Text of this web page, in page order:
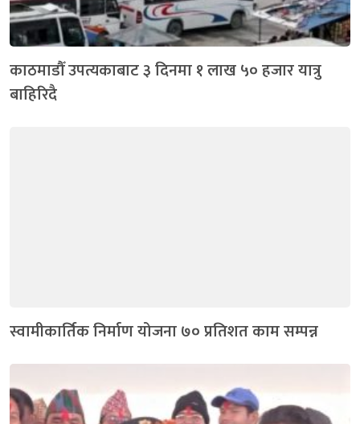
काठमाडौँ उपत्यकाबाट ३ दिनमा १ लाख ५० हजार यात्रु
बाहिरिदै
स्वामीकार्तिक निर्माण योजना ७० प्रतिशत काम सम्पन्न